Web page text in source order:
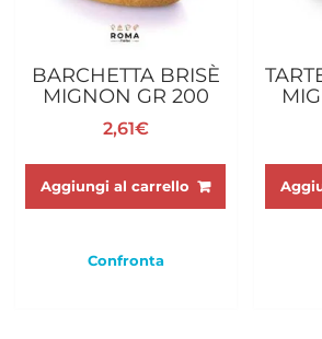
BARCHETTA BRISÈ
MIGNON GR 200
2,61€
Aggiungi al carrello
Confronta